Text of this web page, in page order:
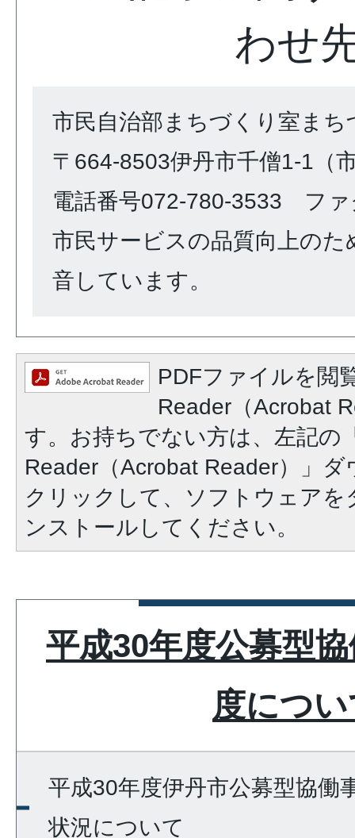
わせ
市民自治部まちづくり室まち
〒664-8503伊丹市千僧1-1（
電話番号072-780-3533 ファ
市民サービスの品質向上のた
音しています。
PDFファイルを閲
Reader（Acrobat
す。お持ちでない方は、左記の
Reader（Acrobat Reader）」
クリックして、ソフトウェア
ンストールしてください。
平成30年度公募型
度につ
平成30年度伊丹市公募型協働
状況について